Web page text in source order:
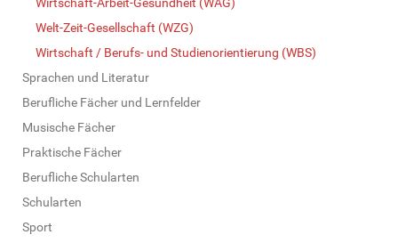
Welt-Zeit-Gesellschaft (WZG)
Wirtschaft / Berufs- und Studienorientierung (WBS)
Sprachen und Literatur
Berufliche Fächer und Lernfelder
Musische Fächer
Praktische Fächer
Berufliche Schularten
Schularten
Sport